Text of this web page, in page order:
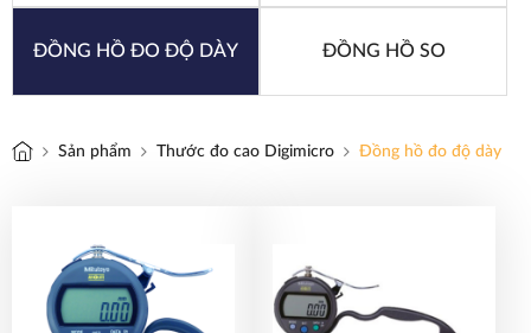
ĐỒNG HỒ ĐO ĐỘ DÀY ĐỒNG HỒ SO
Sản phẩm Thước đo cao Digimicro Đồng hồ đo độ dày